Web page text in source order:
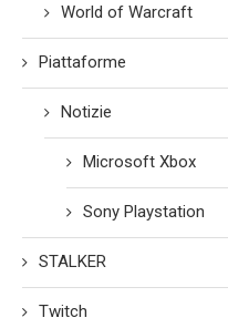
World of Warcraft
Piattaforme
Notizie
Microsoft Xbox
Sony Playstation
STALKER
Twitch